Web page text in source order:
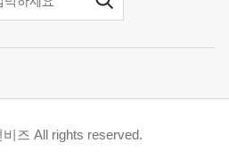
즈 All rights reserved.